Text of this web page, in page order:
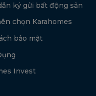
ký gửi bất động sản
chọn Karahomes
bảo mật
Invest